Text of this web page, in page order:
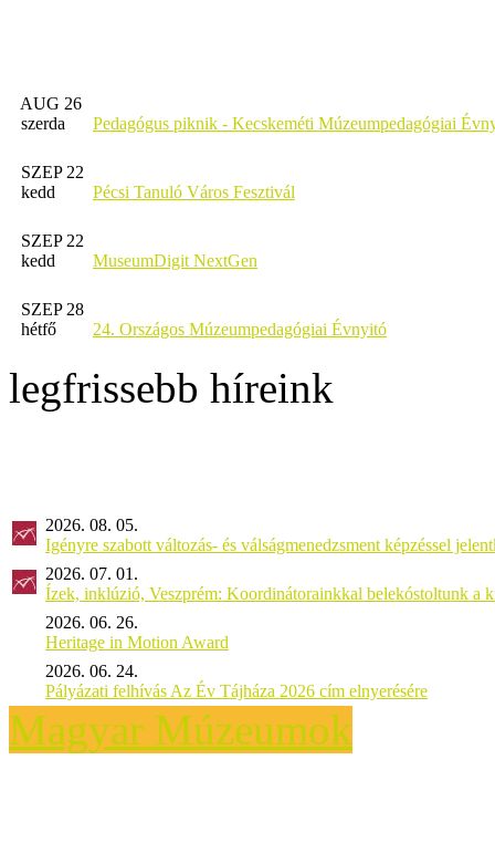
AUG 26
szerda
Pedagógus piknik - Kecskeméti Múzeumpedagógiai
SZEP 22
kedd
Pécsi Tanuló Város Fesztivál
SZEP 22
kedd
MuseumDigit NextGen
SZEP 28
hétfő
24. Országos Múzeumpedagógiai Évnyitó
legfrissebb híreink
2026. 08. 05.
Igényre szabott változás- és válságmenedzsment képzéssel
2026. 07. 01.
Ízek, inklúzió, Veszprém: Koordinátorainkkal belekóstoltunk a
2026. 06. 26.
Heritage in Motion Award
2026. 06. 24.
Pályázati felhívás Az Év Tájháza 2026 cím elnyerésére
Magyar Múzeumok